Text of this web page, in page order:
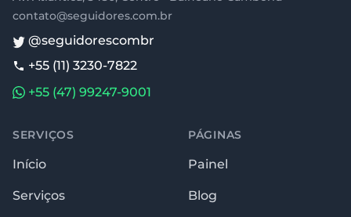
contato@seguidores.com.br
@seguidorescombr
+55 (11) 3230-7822
+55 (47) 99247-9001
SERVIÇOS
Início
Serviços
PÁGINAS
Painel
Blog